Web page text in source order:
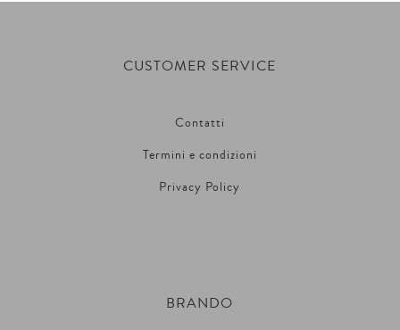
CUSTOMER SERVICE
Contatti
Termini e condizioni
Privacy Policy
BRANDO